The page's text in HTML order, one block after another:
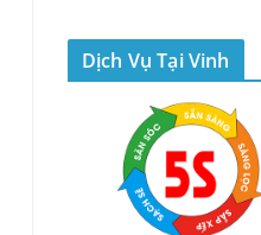
Dịch Vụ Tại Vinh